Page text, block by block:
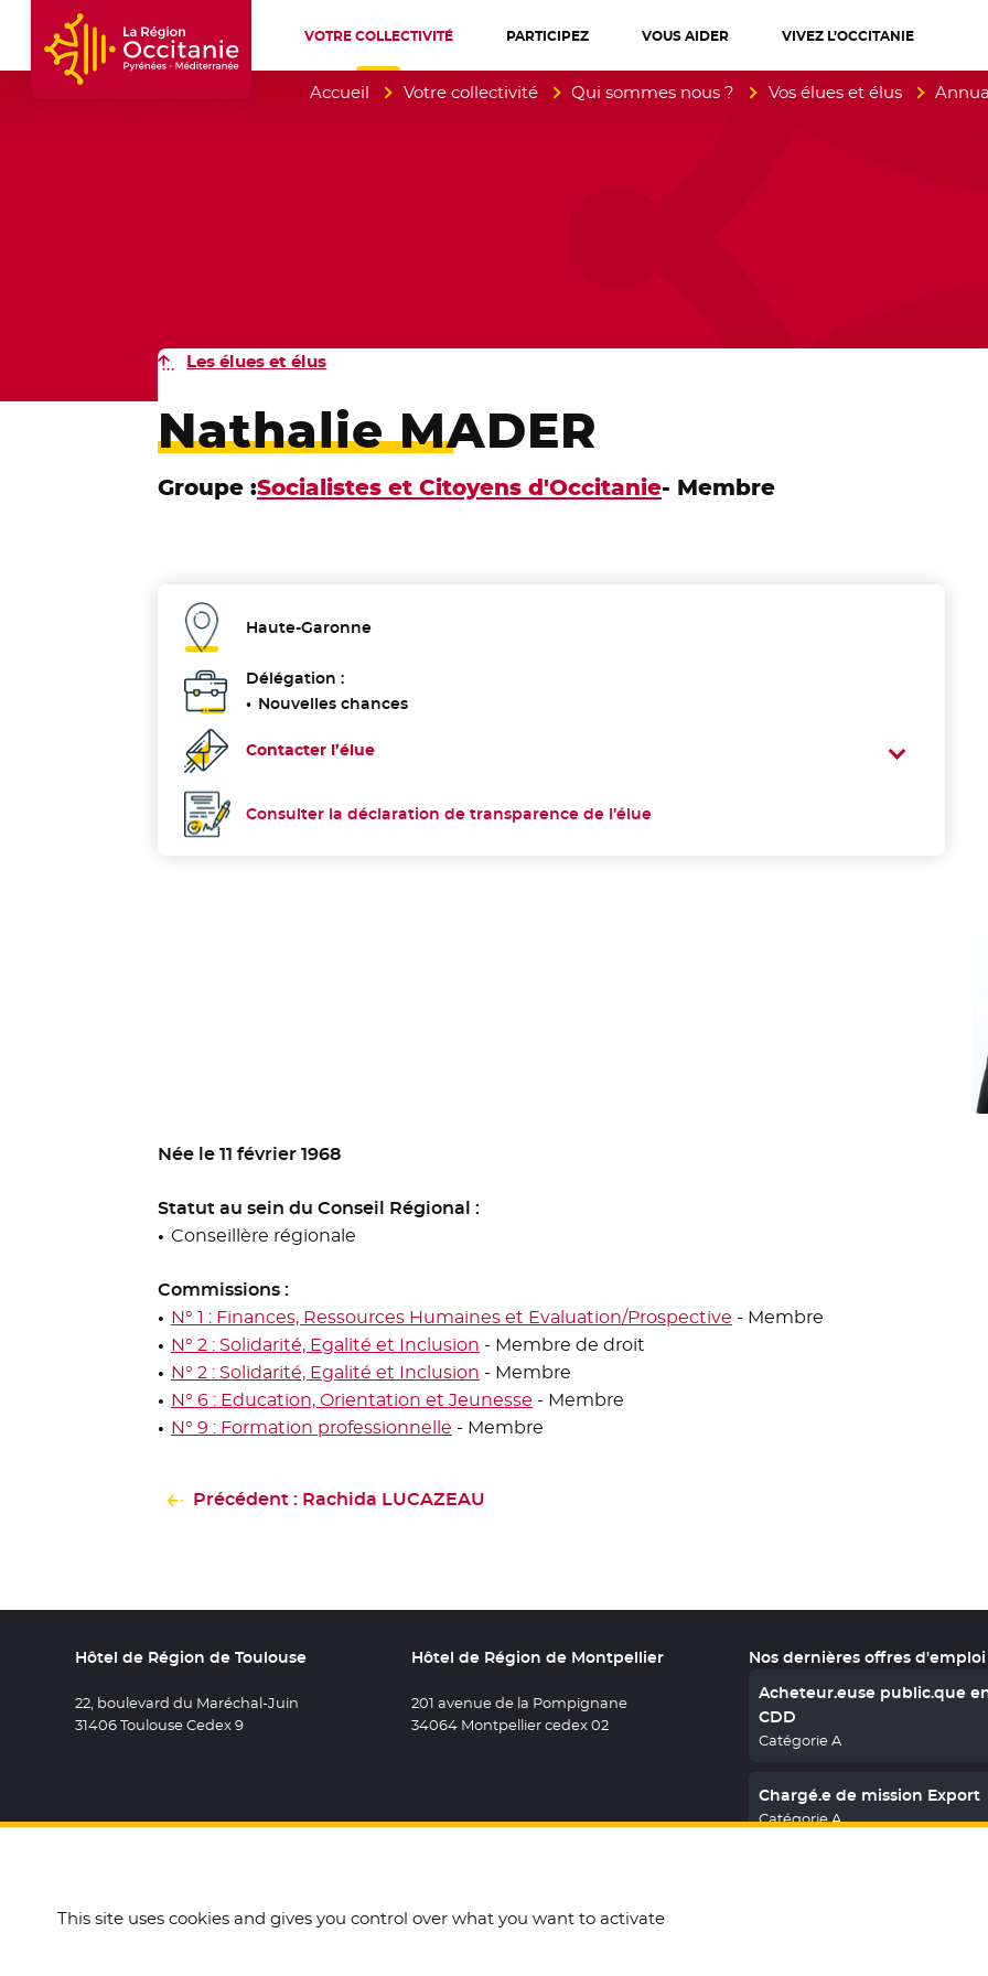
Accueil Région Occitanie / Pyrénées-Méditerranée
VOTRE COLLECTIVITÉ PARTICIPEZ VOUS AIDER VIVEZ L’OCCITANIE
Accueil Votre collectivité Qui sommes nous ? Vos élues et élus
Les élues et élus
Nathalie MADER
Groupe :Socialistes et Citoyens d'Occitanie- Membre
Département :
Haute-Garonne
Délégation :
Nouvelles chances
Contacter l’élue
Déclaration de transparence :
Consulter la déclaration de transparence de l’élue- Nouvelle fenêtre
Née le 11 février 1968
Statut au sein du Conseil Régional :
Conseillère régionale
Commissions :
N° 1 : Finances, Ressources Humaines et Evaluation/Prospective - Membre
N° 2 : Solidarité, Egalité et Inclusion - Membre de droit
N° 2 : Solidarité, Egalité et Inclusion - Membre
N° 6 : Education, Orientation et Jeunesse - Membre
N° 9 : Formation professionnelle - Membre
Précédent : Rachida LUCAZEAU
Hôtel de Région de Toulouse
22, boulevard du Maréchal-Juin
31406 Toulouse Cedex 9
Hôtel de Région de Montpellier
201 avenue de la Pompignane
34064 Montpellier cedex 02
Nos dernières offres d'emploi
Acheteur.euse public.que
CDD
Catégorie A
Chargé.e de mission Export
Catégorie A
This site uses cookies and gives you control over what you want to activate